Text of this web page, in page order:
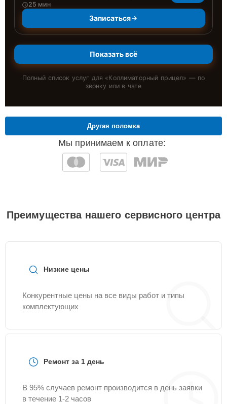
25 мин
Записаться
Показать всё
Полный список услуг для «Коллиматорный прицел» — по
звонку или в чате
Мы принимаем к оплате:
Другая поломка
Преимущества нашего сервисного центра
Низкие цены
Конкурентные цены на все виды работ и типы
комплектующих
Ремонт за 1 день
В 95% случаев ремонт производится в день заявки
в течение 1-2 часов